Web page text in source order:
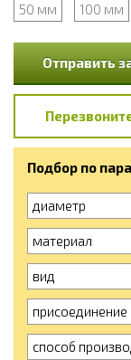
50 мм
100 мм
Отправить
Подбор по
диаметр
материал
вид
присоединение
способ